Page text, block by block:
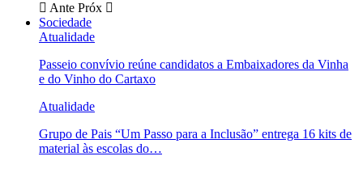
Ante Próx
Sociedade
Atualidade
Passeio convívio reúne candidatos a Embaixadores da Vinha
e do Vinho do Cartaxo
Atualidade
Grupo de Pais “Um Passo para a Inclusão” entrega 16 kits de
material às escolas do…